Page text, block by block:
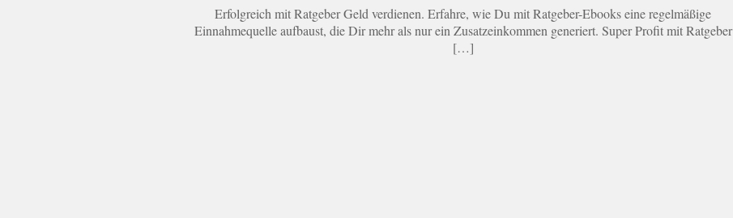
Erfolgreich mit Ratgeber Geld verdienen. Erfahre, wie Du mit Ratgeber-Ebooks eine regelmäßige
Einnahmequelle aufbaust, die Dir mehr als nur ein Zusatzeinkommen generiert. Super Profit mit Ratgeber
[…]